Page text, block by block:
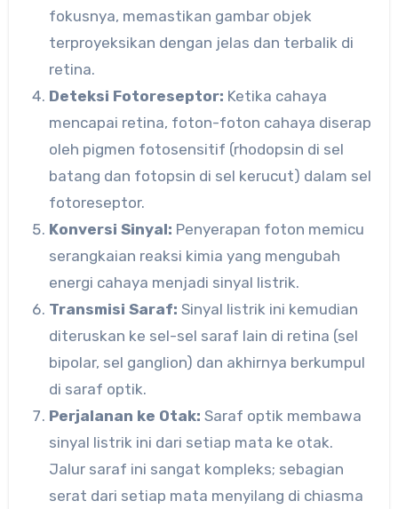
fokusnya, memastikan gambar objek
terproyeksikan dengan jelas dan terbalik di
retina.
Deteksi Fotoreseptor: Ketika cahaya
mencapai retina, foton-foton cahaya diserap
oleh pigmen fotosensitif (rhodopsin di sel
batang dan fotopsin di sel kerucut) dalam sel
fotoreseptor.
Konversi Sinyal: Penyerapan foton memicu
serangkaian reaksi kimia yang mengubah
energi cahaya menjadi sinyal listrik.
Transmisi Saraf: Sinyal listrik ini kemudian
diteruskan ke sel-sel saraf lain di retina (sel
bipolar, sel ganglion) dan akhirnya berkumpul
di saraf optik.
Perjalanan ke Otak: Saraf optik membawa
sinyal listrik ini dari setiap mata ke otak.
Jalur saraf ini sangat kompleks; sebagian
serat dari setiap mata menyilang di chiasma